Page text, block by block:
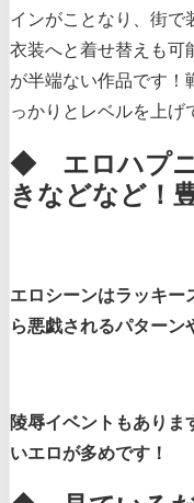
インがことなり、街で
衣装へと着せ替えも可
が半端ない作品です！
っかりとレベルを上げ
◆ エロハプニ
きなどなど！
エロシーンはラッキー
ら悪戯されるパターン
陵辱イベントもありま
いエロが多めです！